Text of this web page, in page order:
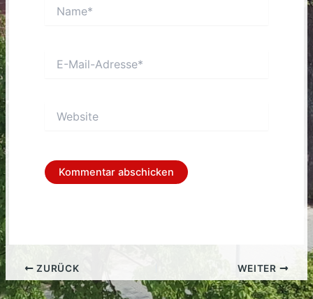
Mail-
ZURÜCK WEITER